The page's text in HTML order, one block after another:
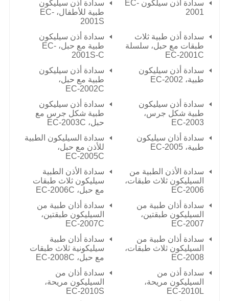
سدادة أذن سيلكون EC-
2001
سدادة أذن سيليكون
طبية للأطفال، EC-
2001S
سدادة أذن طبية ثلاث
طبقات مع حبل، سلسلة
EC-2001C
سدادة أذن سيليكون
طبية مع حبل، EC-
2001S-C
سدادة أذن سيليكون
طبية، EC-2002
سدادة أذن سيليكون
طبية مع حبل،
EC-2002C
سدادة أذن سيليكون
طبية شكل جرس،
EC-2003
سدادة أذن سيليكون
طبية شكل جرس مع
حبل، EC-2003C
سدادة أذان سيليكون
طبية، EC-2005
سدادة السيليكون الطبية
للأذن مع حبل،
EC-2005C
سدادة الأذن الطبية من
السيليكون ثلاث طبقات،
EC-2006
سدادة الأذن الطبية
سيليكون ثلاث طبقات
مع حبل، EC-2006C
سدادة أذان طبية من
السيليكون طبقتين،
EC-2007
سدادة أذان طبية من
السيليكون طبقتين،
EC-2007C
سدادة أذان طبية من
السيليكون ثلاث طبقات،
EC-2008
سدادة أذان طبية
سيليكونية ثلاث طبقات
مع حبل، EC-2008C
سدادة أذن من
السيليكون مريحة،
EC-2010L
سدادة أذان من
السيليكون مريحة،
EC-2010S